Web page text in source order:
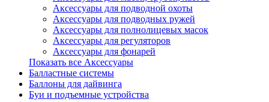
Аксессуары для подводной охоты
Аксессуары для подводных ружей
Аксессуары для полнолицевых масок
Аксессуары для регуляторов
Аксессуары для фонарей
Показать все Аксессуары
Балластные системы
Баллоны для дайвинга
Буи и подъемные устройства